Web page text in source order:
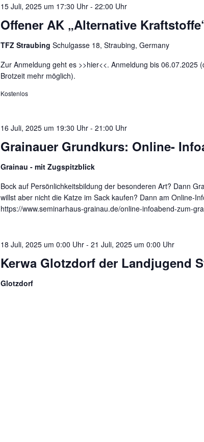
Offener AK „Alternative
15 Juli, 2025 um 17:30 Uhr- 22:00 Uhr
TFZ Straubing Schulgasse 18, Straubing, Germany
Zur Anmeldung geht es >>hier<<. Anmeldung bis 06.07.2025
Brotzeit mehr möglich).
Kostenlos
Grainauer Grundkurs: Online-
16 Juli, 2025 um 19:30 Uhr- 21:00 Uhr
Grainau - mit Zugspitzblick
Bock auf Persönlichkeitsbildung der besonderen Art? Dann
willst aber nicht die Katze im Sack kaufen? Dann am Online-
https://www.seminarhaus-grainau.de/online-infoabend-zum-
Kerwa Glotzdorf der Landjugend
18 Juli, 2025 um 0:00 Uhr- 21 Juli, 2025 um 0:00 Uhr
Glotzdorf